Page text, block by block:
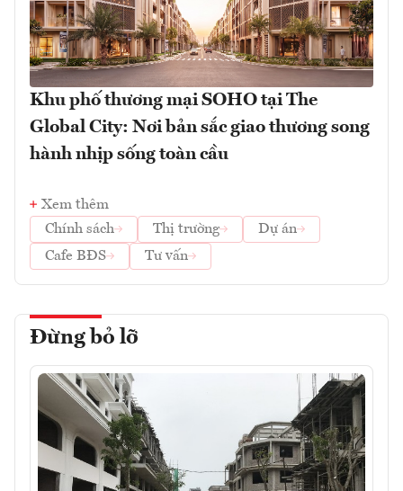
Khu phố thương mại SOHO tại The
Global City: Nơi bản sắc giao thương song
hành nhịp sống toàn cầu
Xem thêm
Chính sách
Thị trường
Dự án
Cafe BĐS
Tư vấn
Đừng bỏ lỡ